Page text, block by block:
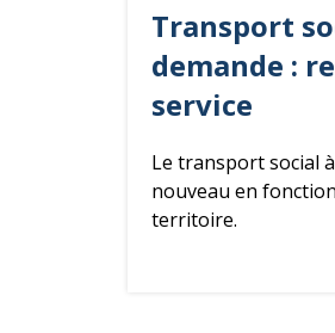
Transport
demande :
service
Le transport social
nouveau en
territoire.